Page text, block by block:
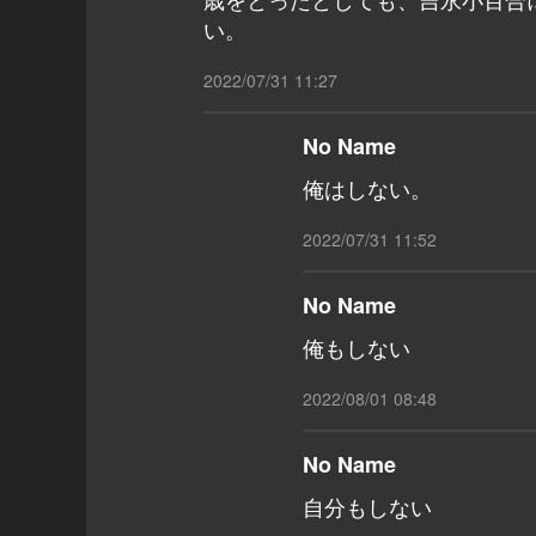
い。
2022/07/31 11:27
No Name
俺はしない。
2022/07/31 11:52
No Name
俺もしない
2022/08/01 08:48
No Name
自分もしない